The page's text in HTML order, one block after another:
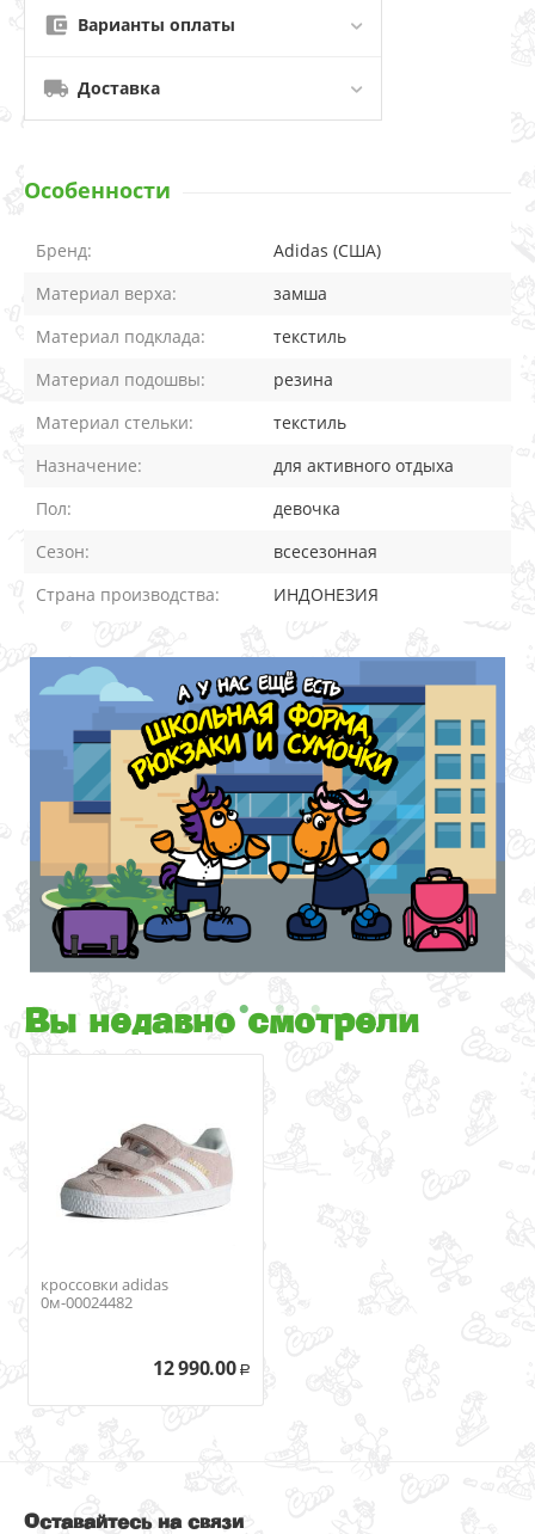
Варианты оплаты
Доставка
Особенности
Бренд:
Adidas (США)
Материал верха:
замша
Материал подклада:
текстиль
Материал подошвы:
резина
Материал стельки:
текстиль
Назначение:
для активного отдыха
Пол:
девочка
Сезон:
всесезонная
Страна производства:
ИНДОНЕЗИЯ
Вы недавно смотрели
кроссовки adidas
0м-00024482
12 990.00 Р
Оставайтесь на связи